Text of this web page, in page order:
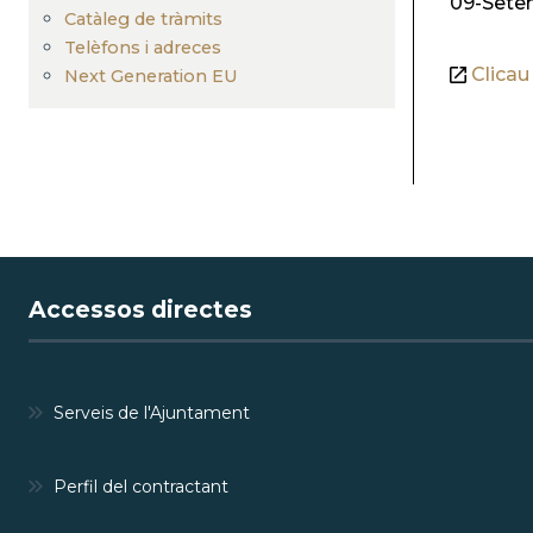
Catàleg de tràmits
Telèfons i adreces
Next Generation EU
Accessos directes
Serveis de l'Ajuntament
Perfil del contractant